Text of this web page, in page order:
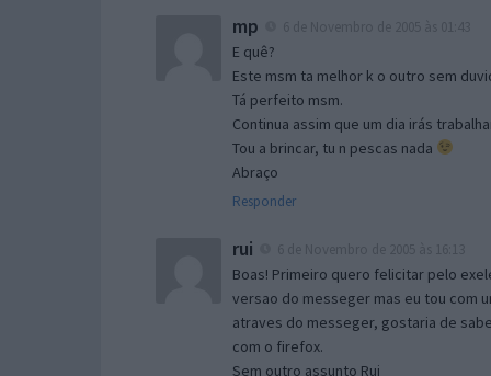
mp
E quê?
Este msm ta melhor k o outro sem
Tá perfeito msm.
Continua assim que um dia irás
Tou a brincar, tu n pescas nada
Abraço
Responder
rui
Boas! Primeiro quero felicitar pelo
versao do messeger mas eu tou com
atraves do messeger, gostaria de
com o firefox.
Sem outro assunto Rui